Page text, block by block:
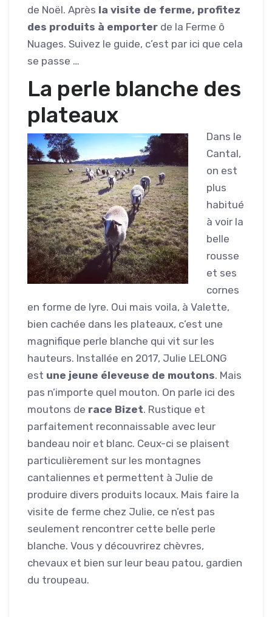
de Noël. Après la visite de ferme, profitez
des produits à emporter de la Ferme ô
Nuages. Suivez le guide, c’est par ici que cela
se passe …
La perle blanche des
plateaux
Dans le
Cantal,
on est
plus
habitué
à voir la
belle
rousse
et ses
cornes
en forme de lyre. Oui mais voila, à Valette,
bien cachée dans les plateaux, c’est une
magnifique perle blanche qui vit sur les
hauteurs. Installée en 2017, Julie LELONG
est une jeune éleveuse de moutons. Mais
pas n’importe quel mouton. On parle ici des
moutons de race Bizet. Rustique et
parfaitement reconnaissable avec leur
bandeau noir et blanc. Ceux-ci se plaisent
particulièrement sur les montagnes
cantaliennes et permettent à Julie de
produire divers produits locaux. Mais faire la
visite de ferme chez Julie, ce n’est pas
seulement rencontrer cette belle perle
blanche. Vous y découvrirez chèvres,
chevaux et bien sur leur beau patou, gardien
du troupeau.